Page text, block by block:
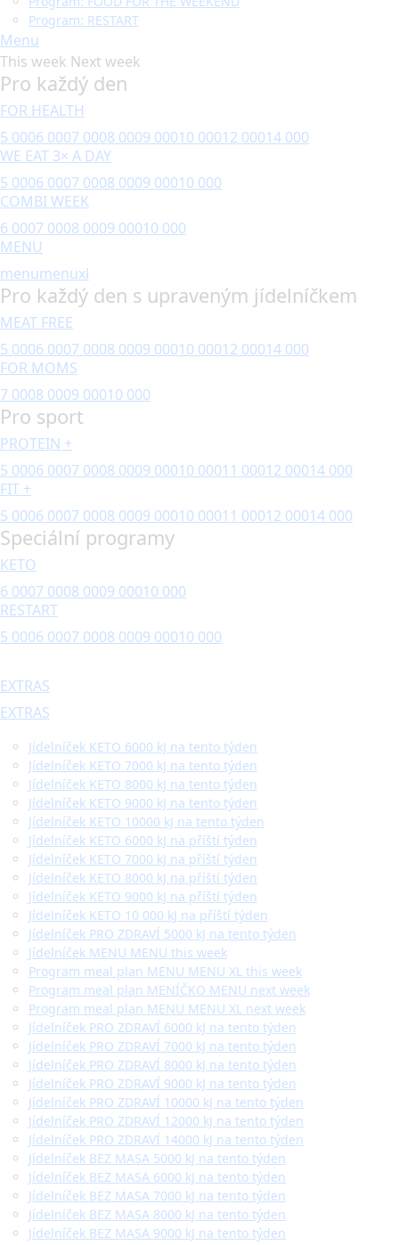
Program: RESTART
Menu
This week Next week
Pro každý den
FOR HEALTH
5 0006 0007 0008 0009 00010 00012 00014 000
WE EAT 3× A DAY
5 0006 0007 0008 0009 00010 000
COMBI WEEK
6 0007 0008 0009 00010 000
MENU
menumenuxl
Pro každý den s upraveným jídelníčkem
MEAT FREE
5 0006 0007 0008 0009 00010 00012 00014 000
FOR MOMS
7 0008 0009 00010 000
Pro sport
PROTEIN +
5 0006 0007 0008 0009 00010 00011 00012 00014 000
FIT +
5 0006 0007 0008 0009 00010 00011 00012 00014 000
Speciální programy
KETO
6 0007 0008 0009 00010 000
RESTART
5 0006 0007 0008 0009 00010 000
EXTRAS
EXTRAS
Jídelníček KETO 6000 kJ na tento týden
Jídelníček KETO 7000 kJ na tento týden
Jídelníček KETO 8000 kJ na tento týden
Jídelníček KETO 9000 kJ na tento týden
Jídelníček KETO 10000 kJ na tento týden
Jídelníček KETO 6000 kJ na příští týden
Jídelníček KETO 7000 kJ na příští týden
Jídelníček KETO 8000 kJ na příští týden
Jídelníček KETO 9000 kJ na příští týden
Jídelníček KETO 10 000 kJ na příští týden
Jídelníček PRO ZDRAVÍ 5000 kJ na tento týden
Jídelníček MENU MENU this week
Program meal plan MENU MENU XL this week
Program meal plan MENÍČKO MENU next week
Program meal plan MENU MENU XL next week
Jídelníček PRO ZDRAVÍ 6000 kJ na tento týden
Jídelníček PRO ZDRAVÍ 7000 kJ na tento týden
Jídelníček PRO ZDRAVÍ 8000 kJ na tento týden
Jídelníček PRO ZDRAVÍ 9000 kJ na tento týden
Jídelníček PRO ZDRAVÍ 10000 kJ na tento týden
Jídelníček PRO ZDRAVÍ 12000 kJ na tento týden
Jídelníček PRO ZDRAVÍ 14000 kJ na tento týden
Jídelníček BEZ MASA 5000 kJ na tento týden
Jídelníček BEZ MASA 6000 kJ na tento týden
Jídelníček BEZ MASA 7000 kJ na tento týden
Jídelníček BEZ MASA 8000 kJ na tento týden
Jídelníček BEZ MASA 9000 kJ na tento týden